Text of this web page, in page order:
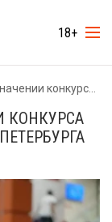
18+
троллейбусов для Петербурга
КОНКУРСА